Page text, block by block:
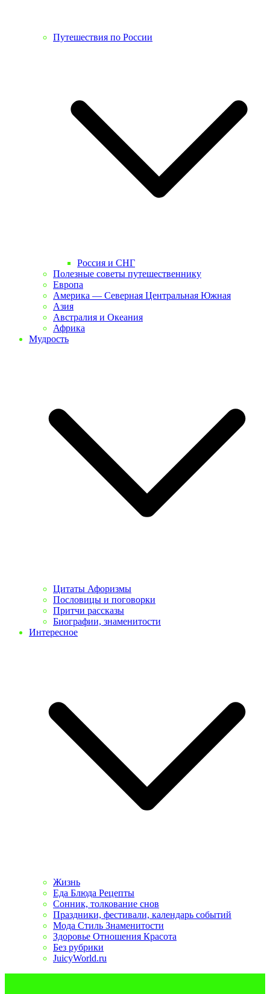
Путешествия по России
Россия и СНГ
Полезные советы путешественнику
Европа
Америка — Северная Центральная Южная
Азия
Австралия и Океания
Африка
Мудрость
Цитаты Афоризмы
Пословицы и поговорки
Притчи рассказы
Биографии, знаменитости
Интересное
Жизнь
Еда Блюда Рецепты
Сонник, толкование снов
Праздники, фестивали, календарь событий
Мода Стиль Знаменитости
Здоровье Отношения Красота
Без рубрики
JuicyWorld.ru